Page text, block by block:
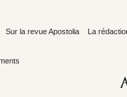
Sur la revue Apostolia La